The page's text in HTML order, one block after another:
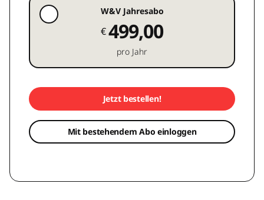
W&V Jahresabo
€499,00
pro Jahr
Jetzt bestellen!
Mit bestehendem Abo einloggen